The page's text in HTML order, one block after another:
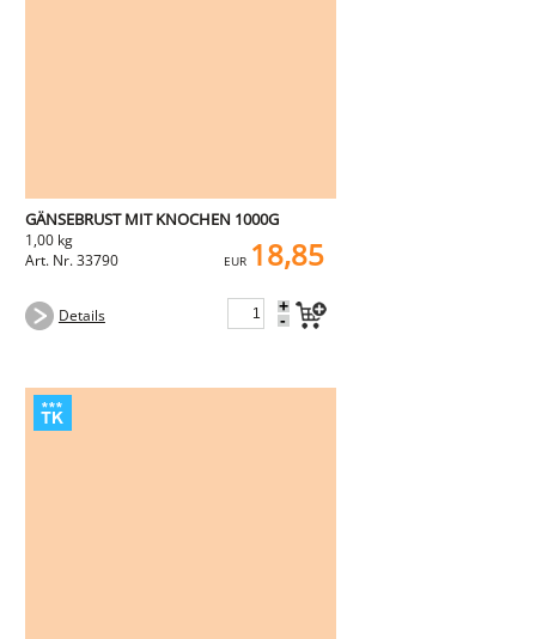
GÄNSEBRUST MIT KNOCHEN 1000G
1,00 kg
Art. Nr. 33790
EUR 18,85
Details +
-